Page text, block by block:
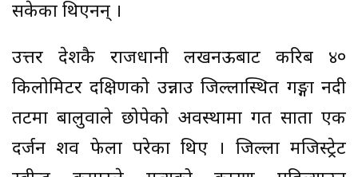
सकेका थिएनन् ।
उत्तर प्रदेशकै राजधानी लखनऊबाट करिब ४०
किलोमिटर दक्षिणको उन्नाउ जिल्लास्थित गङ्गा नदी
तटमा बालुवाले छोपेको अवस्थामा गत साता एक
दर्जन शव फेला परेका थिए । जिल्ला मजिस्ट्रेट